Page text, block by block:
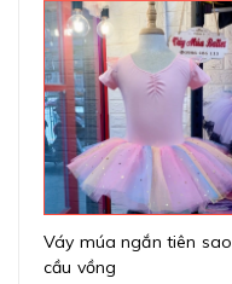
Váy múa ngắn tiên sao
cầu vồng